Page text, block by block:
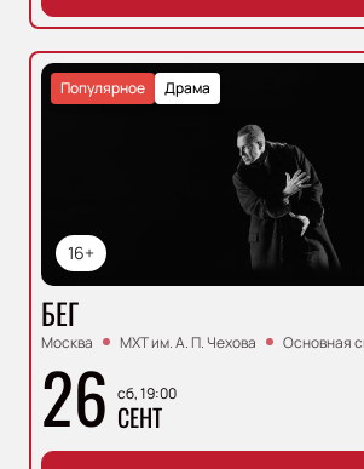
16+
Драма
Популярное
БЕГ
Москва МХТ им. А. П. Чехова Основная
26 сб, 19:00
СЕНТ